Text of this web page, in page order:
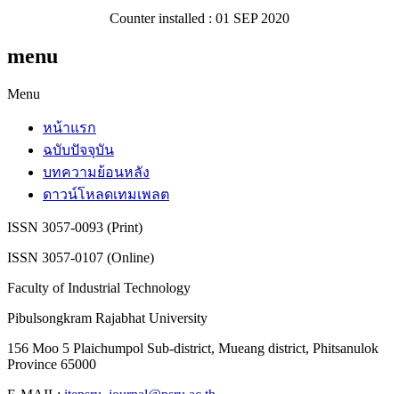
Counter installed : 01 SEP 2020
menu
Menu
หน้าแรก
ฉบับปัจจุบัน
บทความย้อนหลัง
ดาวน์โหลดเทมเพลต
ISSN 3057-0093 (Print)
ISSN 3057-0107 (Online)
Faculty of Industrial Technology
Pibulsongkram Rajabhat University
156 Moo 5 Plaichumpol Sub-district, Mueang district, Phitsanulok
Province 65000